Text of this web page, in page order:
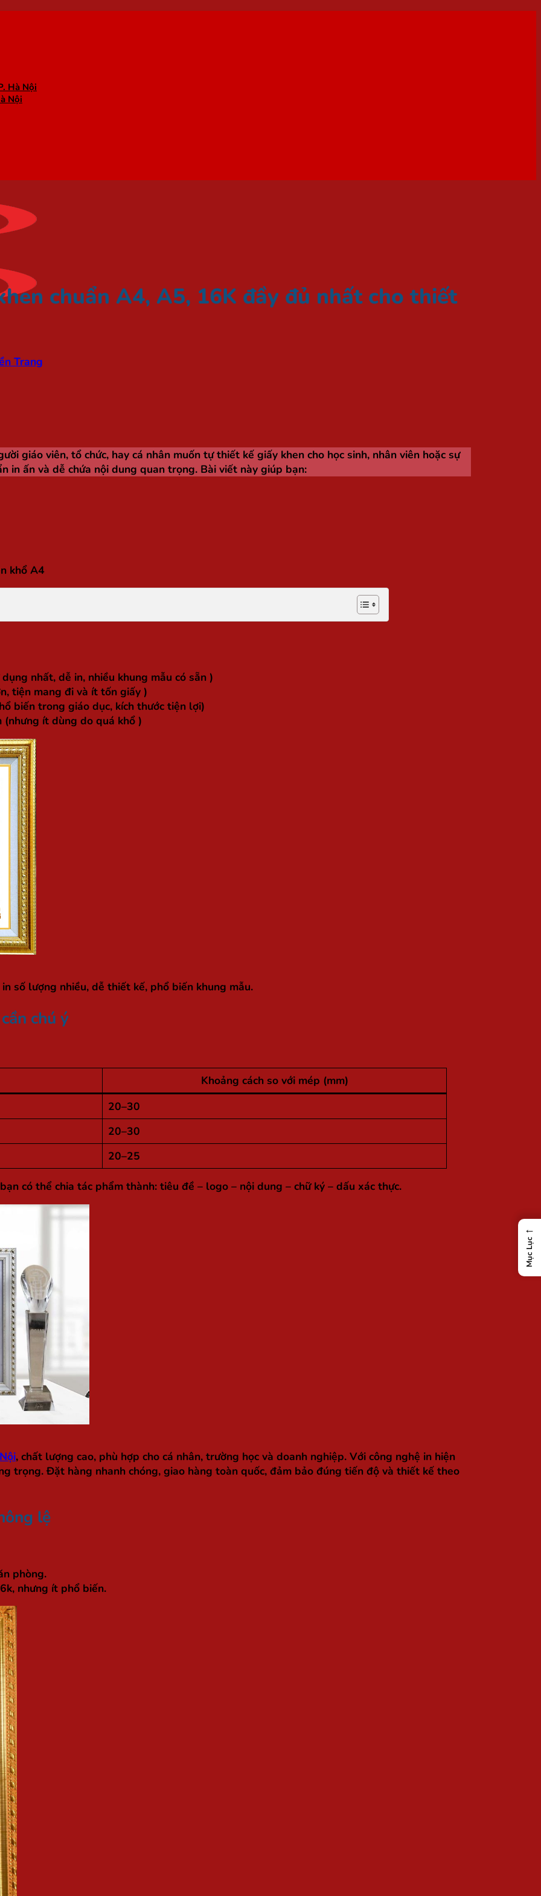
Hà Nội
Nội
chuẩn A4, A5, 16K đầy đủ nhất cho thiết
Trang
giáo viên, tổ chức, hay cá nhân muốn tự thiết kế giấy khen cho học sinh, nhân viên hoặc sự
in ấn và dễ chứa nội dung quan trọng. Bài viết này giúp bạn:
khổ A4
nhất, dễ in, nhiều khung mẫu có sẵn )
tiện mang đi và ít tốn giấy )
biến trong giáo dục, kích thước tiện lợi)
ít dùng do quá khổ )
số lượng nhiều, dễ thiết kế, phổ biến khung mẫu.
chú ý
Khoảng cách so với mép (mm)
20–30
20–30
20–25
có thể chia tác phẩm thành: tiêu đề – logo – nội dung – chữ ký – dấu xác thực.
, chất lượng cao, phù hợp cho cá nhân, trường học và doanh nghiệp. Với công nghệ in hiện
trọng. Đặt hàng nhanh chóng, giao hàng toàn quốc, đảm bảo đúng tiến độ và thiết kế theo
lệ
phòng.
nhưng ít phổ biến.
←
Mục Lục